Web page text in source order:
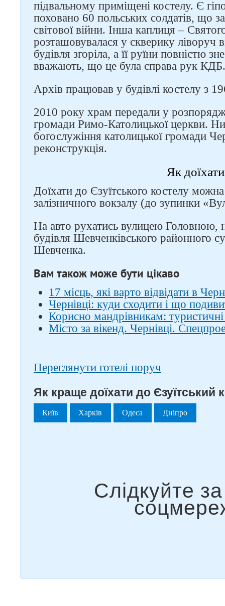
підвальному приміщені костелу. Є
поховано 60 польських солдатів, що
світової війни. Інша каплиця –
розташовувалася у скверику ліворуч
будівля згоріла, а її руїни повністю
вважають, що це була справа рук КДБ.
Архів працював у будівлі костелу з
2010 року храм передали у
громади Римо-Католицької церкви.
богослужіння католицької громади
реконструкція.
Як доїхати
Доїхати до Єзуїтського костелу
залізничного вокзалу (до зупинки
На авто рухатись вулицею Головною,
будівля Шевченківського районного
Шевченка.
Вам також може бути цікаво
17 місць, які варто відвідати в
Чернівці: куди сходити і що
Корисно мандрівникам:
Місто за вікенд. Чернівці.
Переглянути готелі поруч
Як краще доїхати до Єзуїтський
Київ Харків Одеса Дніпро